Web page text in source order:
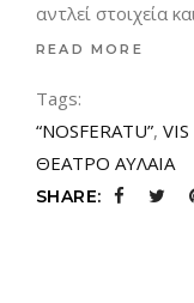
αντλεί στοιχεία
READ MORE
Tags:
“NOSFERATU”,
ΘΕΑΤΡΟ ΑΥΛΑΙΑ
SHARE: